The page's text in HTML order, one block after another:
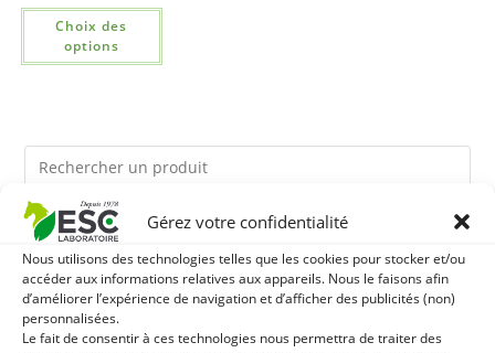
Gérez votre confidentialité
Nous utilisons des technologies telles que les cookies pour stocker et/ou
accéder aux informations relatives aux appareils. Nous le faisons afin
d’améliorer l’expérience de navigation et d’afficher des publicités (non)
personnalisées.
Le fait de consentir à ces technologies nous permettra de traiter des
Choix des
options
Ils pourraient vous plaire
1 TOURTEAU DE SOJA SANS OGM - APPORT EN
PROTÉINES ET SOUTIEN ÉNERGÉTIQUE POUR CHEVAUX